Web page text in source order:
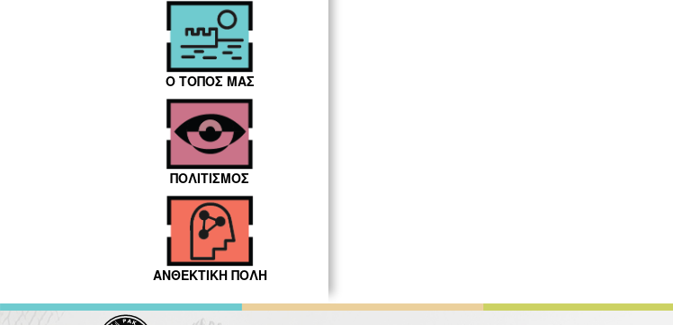
Ο ΤΟΠΟΣ ΜΑΣ
ΠΟΛΙΤΙΣΜΟΣ
ΑΝΘΕΚΤΙΚΗ ΠΟΛΗ